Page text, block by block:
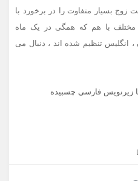
زوج بسیار متفاوت را در برخورد با
با هم که همگی در یک ماه
انگلیس تنظیم شده اند ، دنبال می